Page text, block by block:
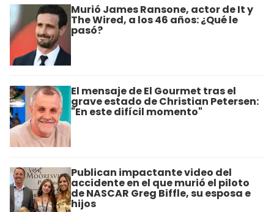
Murió James Ransone, actor de It y
The Wired, a los 46 años: ¿Qué le
pasó?
El mensaje de El Gourmet tras el
grave estado de Christian Petersen:
"En este difícil momento"
Publican impactante video del
accidente en el que murió el piloto
de NASCAR Greg Biffle, su esposa e
hijos